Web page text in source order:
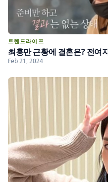
트렌드라이프
최홍만 근황에 결혼은? 전여
Feb 21, 2024